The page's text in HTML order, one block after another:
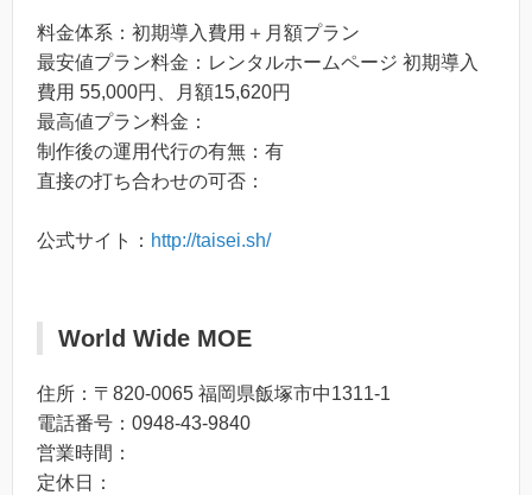
料金体系：初期導入費用＋月額プラン
最安値プラン料金：レンタルホームページ 初期導入
費用 55,000円、月額15,620円
最高値プラン料金：
制作後の運用代行の有無：有
直接の打ち合わせの可否：
公式サイト： http://taisei.sh/
World Wide MOE
住所：〒820-0065 福岡県飯塚市中1311-1
電話番号：0948-43-9840
営業時間：
定休日：